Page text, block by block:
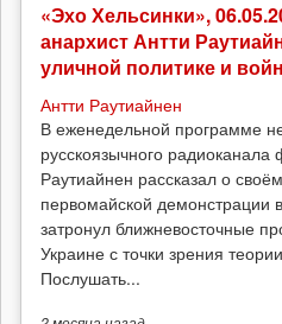
«Эхо Хельсинки»,
анархист Антти
уличной политике и
Антти Раутиайнен
В еженедельной программе
русскоязычного радиоканала
Раутиайнен рассказал о
первомайской демонстрации
затронул ближневосточные
Украине с точки зрения
Послушать...